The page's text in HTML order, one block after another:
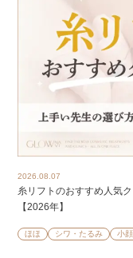
2026.08.07
糸リフトのおすすめ人気
【2026年】
ほほ シワ・たるみ 小